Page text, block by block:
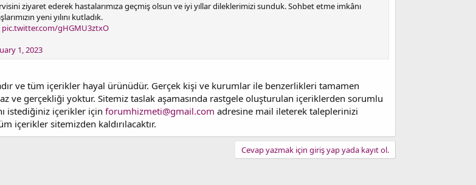
ziyaret ederek hastalarımıza geçmiş olsun ve iyi yıllar dileklerimizi sunduk. Sohbet etme imkânı
yeni yılını kutladık.
pic.twitter.com/gHGMU3ztxO
1, 2023
ve tüm içerikler hayal ürünüdür. Gerçek kişi ve kurumlar ile benzerlikleri tamamen
ve gerçekliği yoktur. Sitemiz taslak aşamasında rastgele oluşturulan içeriklerden sorumlu
istediğiniz içerikler için forumhizmeti@gmail.com adresine mail ileterek taleplerinizi
içerikler sitemizden kaldırılacaktır.
Cevap yazmak için giriş yap yada kayıt ol.